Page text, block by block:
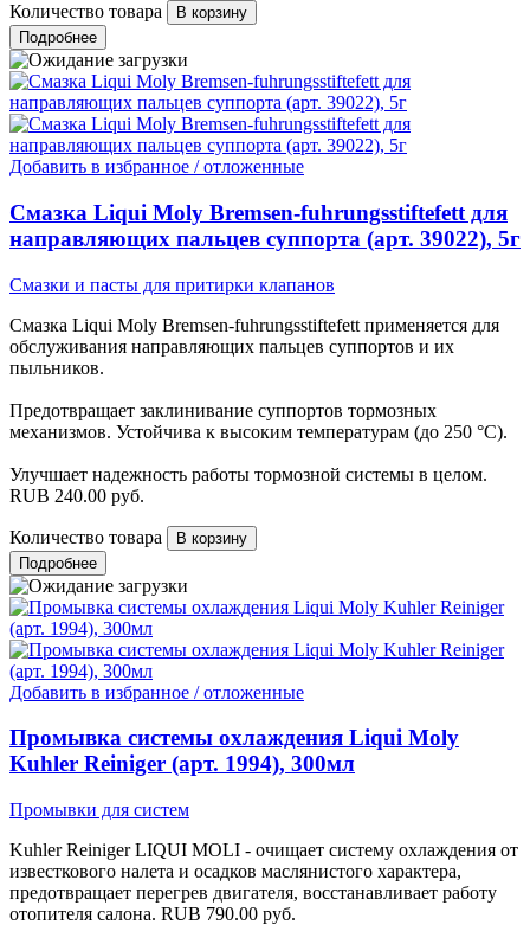
Количество товара
Подробнее
Добавить в избранное / отложенные
Смазка Liqui Moly Bremsen-fuhrungsstiftefett для
направляющих пальцев суппорта (арт. 39022), 5г
Смазки и пасты для притирки клапанов
Смазка Liqui Moly Bremsen-fuhrungsstiftefett применяется для
обслуживания направляющих пальцев суппортов и их
пыльников.
Предотвращает заклинивание суппортов тормозных
механизмов. Устойчива к высоким температурам (до 250 °С).
Улучшает надежность работы тормозной системы в целом.
RUB 240.00 руб.
Количество товара
Подробнее
Добавить в избранное / отложенные
Промывка системы охлаждения Liqui Moly
Kuhler Reiniger (арт. 1994), 300мл
Промывки для систем
Kuhler Reiniger LIQUI MOLI - очищает систему охлаждения от
известкового налета и осадков маслянистого характера,
предотвращает перегрев двигателя, восстанавливает работу
отопителя салона. RUB 790.00 руб.